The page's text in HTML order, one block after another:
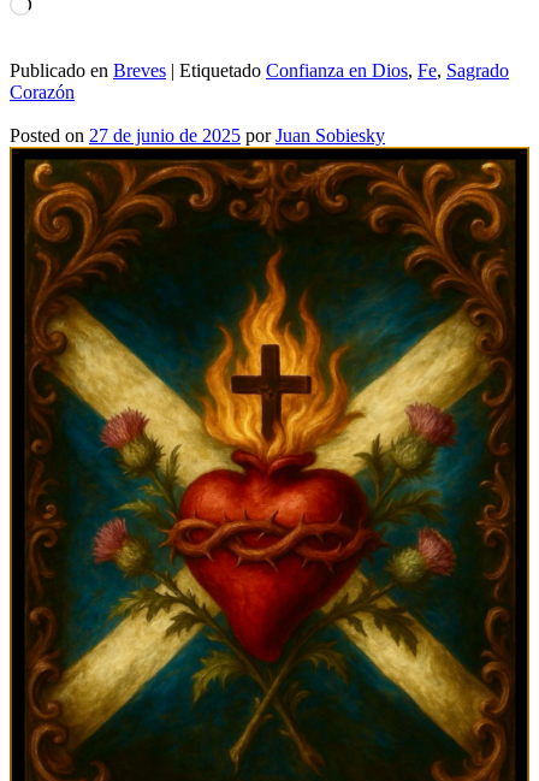
Publicado en Breves | Etiquetado Confianza en Dios, Fe, Sagrado
Corazón
Posted on 27 de junio de 2025 porJuan Sobiesky